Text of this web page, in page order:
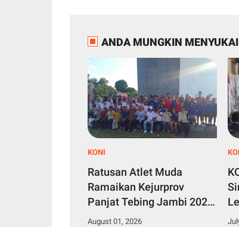
ANDA MUNGKIN
KONI
Ratusan Atlet Muda
Ramaikan Kejurprov
Panjat Tebing Jambi 2026,
KONI Siapkan Bank Data
August 01, 2026